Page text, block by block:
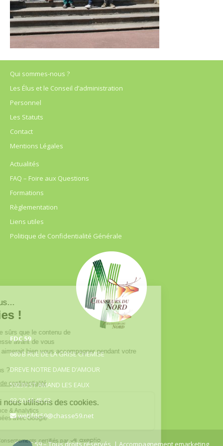
Qui sommes-nous ?
Les Élus et le Conseil d’administration
Personnel
Les Statuts
Contact
Mentions Légales
Actualités
FAQ – Foire aux Questions
Formations
Règlementation
Liens utiles
Politique de Confidentialité Générale
FDC 59
680 B RUE DE LA GRISE CHEMISE
DREVE NOTRE DAME D’AMOUR
59230 ST AMAND LES EAUX
03.20.41.45.63
webfdc59@chasse59.net
© FDC 59 – Tous droits réservés | Accompagnement emarketing